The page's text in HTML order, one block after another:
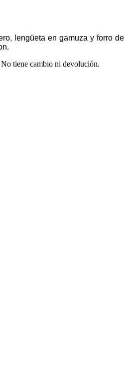
lengüeta en gamuza y forro de
tiene cambio ni devolución.